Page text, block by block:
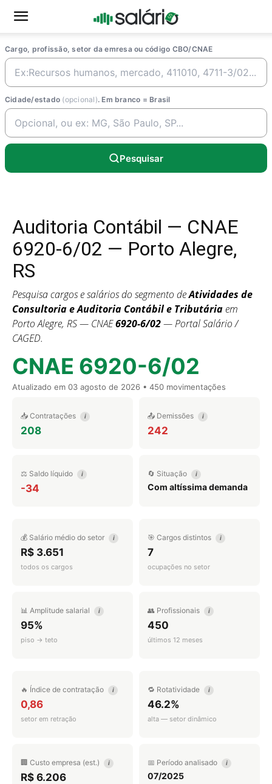
Cargo, profissão, setor da emresa ou código CBO/CNAE
Cidade/estado (opcional). Em branco = Brasil
Pesquisar
Auditoria Contábil — CNAE
6920-6/02 — Porto Alegre,
RS
Pesquisa cargos e salários do segmento deAtividades de
Consultoria e Auditoria Contábil e Tributáriaem
Porto Alegre, RS — CNAE6920-6/02— Portal Salário /
CAGED.
CNAE 6920-6/02
Atualizado em 03 agosto de 2026 • 450 movimentações
📥 Contratações i
208
📤 Demissões i
242
⚖️ Saldo líquido i
-34
🔄 Situação i
Com altíssima demanda
💰 Salário médio do setor i
R$ 3.651
todos os cargos
🎯 Cargos distintos i
7
ocupações no setor
📊 Amplitude salarial i
95%
piso → teto
👥 Profissionais i
450
últimos 12 meses
🔥 Índice de contratação i
0,86
setor em retração
🔁 Rotatividade i
46.2%
alta — setor dinâmico
🏢 Custo empresa (est.) i
R$ 6.206
📅 Período analisado i
07/2025